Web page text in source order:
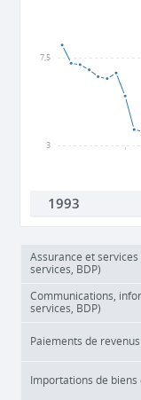
3
7,5
Assurance et
services, BDP)
Communications,
services, BDP)
Paiements de
Importations de biens